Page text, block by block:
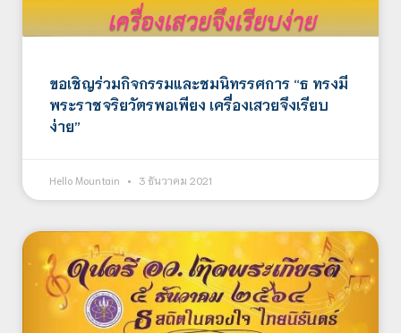
ขอเชิญร่วมกิจกรรมและชมนิทรรศการ “ธ ทรงมี
พระราชจริยวัตรพอเพียง เครื่องเสวยจึงเรียบ
ง่าย”
Hello Mountain 3 ธันวาคม 2021